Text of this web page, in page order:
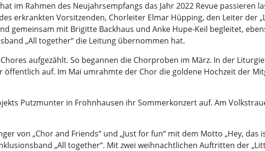
im Rahmen des Neujahrsempfangs das Jahr 2022 Revue passieren
erkrankten Vorsitzenden, Chorleiter Elmar Hüpping, den Leiter der
gemeinsam mit Brigitte Backhaus und Anke Hupe-Keil begleitet,
„All together“ die Leitung übernommen hat.
aufgezählt. So begannen die Chorproben im März. In der
auf. Im Mai umrahmte der Chor die goldene Hochzeit der
Putzmunter in Frohnhausen ihr Sommerkonzert auf. Am
von „Chor and Friends“ und „Just for fun“ mit dem Motto „Hey, das
„All together“. Mit zwei weihnachtlichen Auftritten der